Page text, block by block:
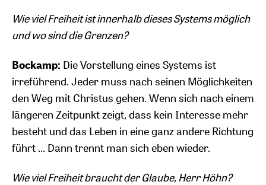
Wie viel Freiheit ist innerhalb dieses Systems möglich
und wo sind die Grenzen?
Bockamp: Die Vorstellung eines Systems ist
irreführend. Jeder muss nach seinen Möglichkeiten
den Weg mit Christus gehen. Wenn sich nach einem
längeren Zeitpunkt zeigt, dass kein Interesse mehr
besteht und das Leben in eine ganz andere Richtung
führt … Dann trennt man sich eben wieder.
Wie viel Freiheit braucht der Glaube, Herr Höhn?